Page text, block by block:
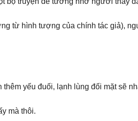
từ hình tượng của chính tác giả),
yếu đuối, lạnh lùng đối mặt sẽ
mà thôi.